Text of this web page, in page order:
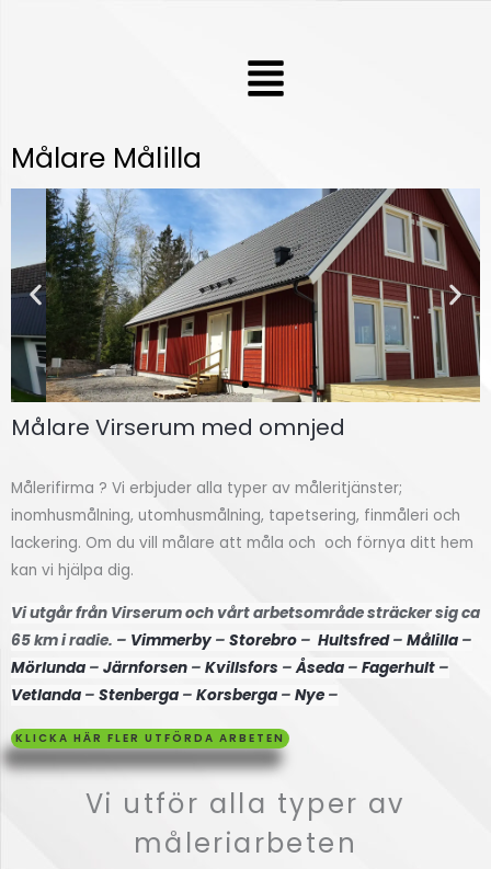
Meny
Målare Målilla
lning
Högsby
här
Målare Virserum med omnjed
Målerifirma ? Vi erbjuder alla typer av måleritjänster;
inomhusmålning, utomhusmålning, tapetsering, finmåleri och
lackering. Om du vill målare att måla och och förnya ditt hem
kan vi hjälpa dig.
Vi utgår från Virserum och vårt arbetsområde sträcker sig ca
65 km i radie. – Vimmerby – Storebro – Hultsfred– Målilla –
Mörlunda – Järnforsen – Kvillsfors –Åseda – Fagerhult –
Vetlanda – Stenberga – Korsberga – Nye –
KLICKA HÄR FLER UTFÖRDA ARBETEN
Vi utför alla typer av
måleriarbeten